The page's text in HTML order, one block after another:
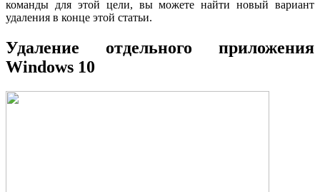
команды для этой цели, вы можете найти новый вариант
удаления в конце этой статьи.
Удаление отдельного приложения
Windows 10